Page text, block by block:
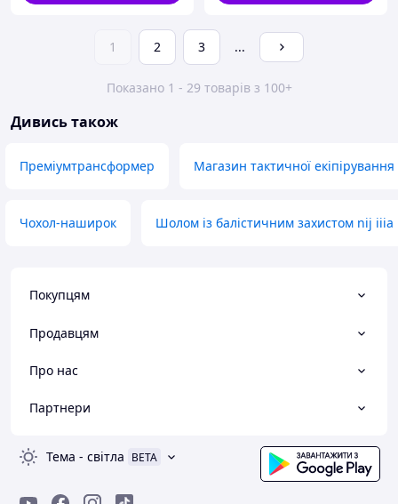
1 2 3 ...
Показано 1 - 29 товарів з 100+
Дивись також
Преміумтрансформер Магазин тактичної екіпірування
Чохол-наширок Шолом із балістичним захистом nij iiia
Покупцям
Продавцям
Про нас
Партнери
Тема - світла BETA